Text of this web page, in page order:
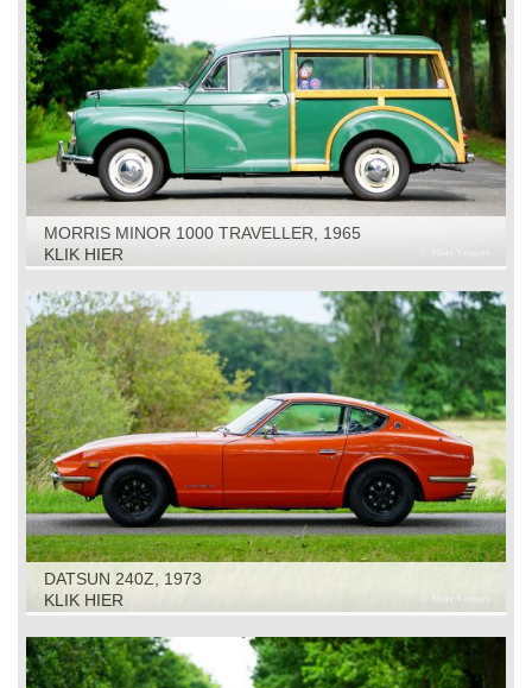
MORRIS MINOR 1000 TRAVELLER, 1965
KLIK HIER
DATSUN 240Z, 1973
KLIK HIER